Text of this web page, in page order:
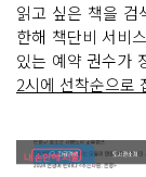
읽고 싶은 책을 검
한해 책단비 서비
있는 예약 권수가
2시에 선착순으로